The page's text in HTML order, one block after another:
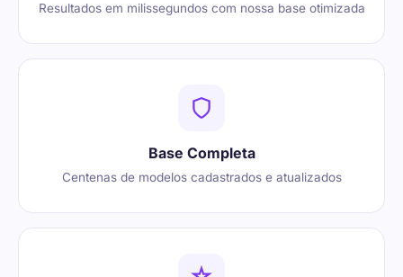
Resultados em milissegundos com nossa base otimizada
Base Completa
Centenas de modelos cadastrados e atualizados